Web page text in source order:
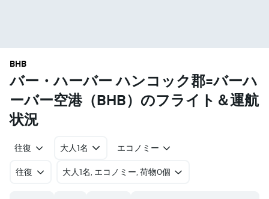
BHB
バー・ハーバー ハンコック郡=バーハ
ーバー空港​（BHB​）のフライト＆運航
状況
往復 大人1名 エコノミー
往復 ​大人1名, エコノミー, 荷物0個